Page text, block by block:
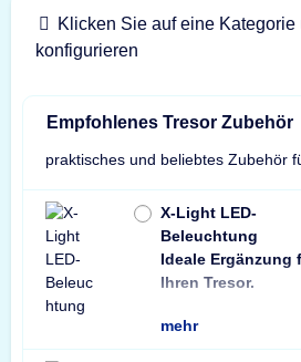
Klicken Sie auf eine Kategorie
konfigurieren
Empfohlenes Tresor Zubehör
praktisches und beliebtes Zubehör
X-Light LED-
Beleuchtung
Ideale Ergänzung
Ihren Tresor.
mehr